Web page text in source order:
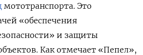
мототранспорта. Это
«обеспечения
и защиты
Как отмечает «Пепел»,